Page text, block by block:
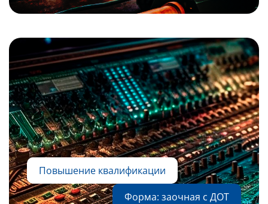
Повышение квалификации
Форма: заочная с ДОТ